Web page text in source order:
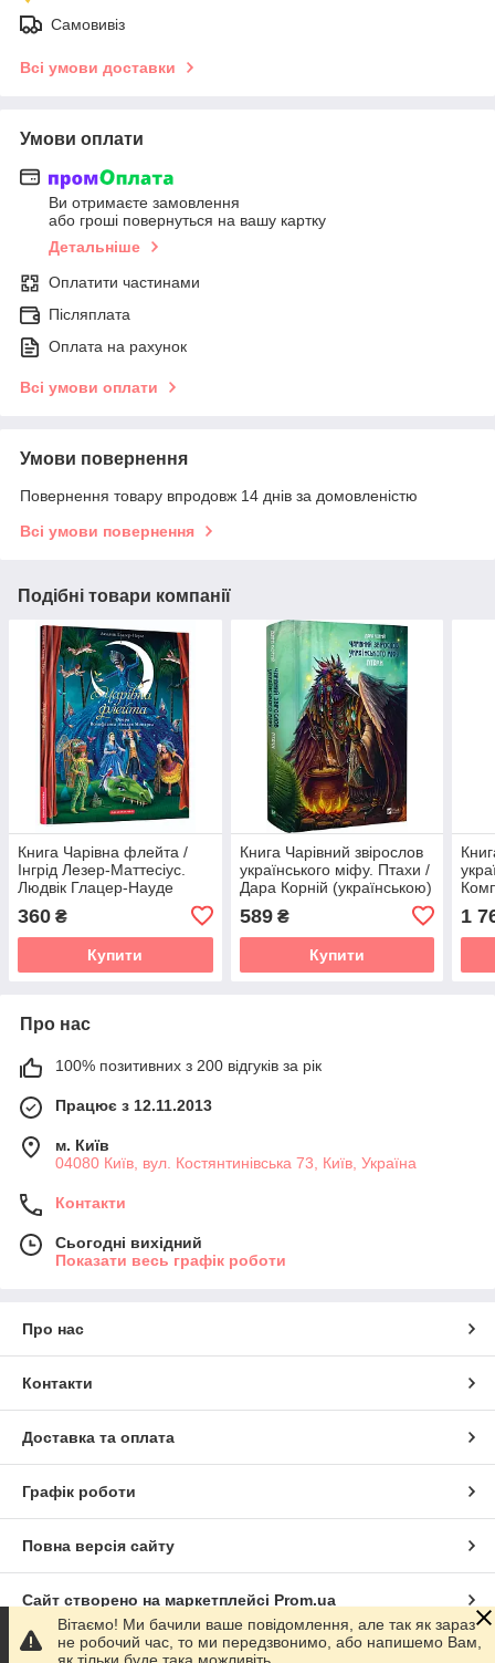
Самовивіз
Всі умови доставки
Умови оплати
Ви отримаєте замовлення
або гроші повернуться на вашу картку
Детальніше
Оплатити частинами
Післяплата
Оплата на рахунок
Всі умови оплати
Умови повернення
Повернення товару впродовж 14 днів за домовленістю
Всі умови повернення
Подібні товари компанії
Книга Чарівна флейта /
Інгрід Лезер-Маттесіус.
Людвік Глацер-Науде
360 ₴
Купити
Книга Чарівний звірослов
українського міфу. Птахи /
Дара Корній (українською)
589₴
Купити
1
Про нас
100% позитивних з 200 відгуків за рік
Працює з 12.11.2013
м. Київ
04080 Київ, вул. Костянтинівська 73, Київ, Україна
Контакти
Сьогодні вихідний
Показати весь графік роботи
Про нас
Контакти
Доставка та оплата
Графік роботи
Повна версія сайту
Сайт створено на маркетплейсі Prom.ua
Політика конфіденційності
Вітаємо! Ми бачили ваше повідомлення, але так як зараз
не робочий час, то ми передзвонимо, або напишемо Вам,